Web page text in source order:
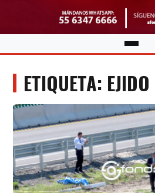
ETIQUETA: